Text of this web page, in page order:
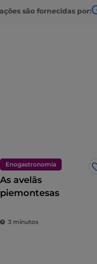
são fornecidas por:
Enogastronomia
As avelãs
piemontesas
3 minutos